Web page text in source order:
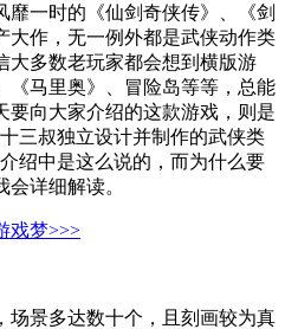
一时的《仙剑奇侠传》、《剑
大作，无一例外都是武侠动作类
大多数老玩家都会想到横版游
《马里奥》、冒险岛等等，总能
要向大家介绍的这款游戏，则是
三叔独立设计并制作的武侠类
绍中是这么说的，而为什么要
详细解读。
戏梦>>>
景多达数十个，且刻画较为真